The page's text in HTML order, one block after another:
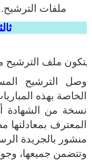
ملفات الترشيح.
ثالثا:
يتكون ملف الترشيح
وصل
الترشيح
الخاصة بهذه
نسخة من الشهادة
المعترف
منشور بالجريدة
وتتضمن جميعها،